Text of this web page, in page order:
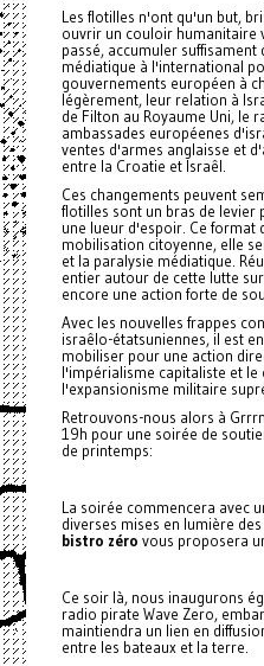
Les flotilles n'ont qu'un but,
ouvrir un couloir humanitaire
passé, accumuler
médiatique à l'international
gouvernements européen à
légèrement, leur relation à
de Filton au Royaume Uni, le
ambassades européenes
ventes d'armes anglaisse et
entre la Croatie et Israêl.
Ces changements peuvent
flotilles sont un bras de levier
une lueur d'espoir. Ce format
mobilisation citoyenne, elle
et la paralysie médiatique.
entier autour de cette lutte
encore une action forte de
Avec les nouvelles frappes
israêlo-étatsuniennes, il est
mobiliser pour une action
l'impérialisme capitaliste et le
l'expansionisme militaire
Retrouvons-nous alors à
19h pour une soirée de
de printemps:
La soirée commencera avec
diverses mises en lumière
bistro zéro vous proposera
Ce soir là, nous inaugurons
radio pirate Wave Zero,
maintiendra un lien en
entre les bateaux et la terre.